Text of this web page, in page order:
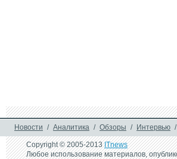
Новости / Аналитика / Обзоры / Интервью /
Copyright © 2005-2013ITnews
Любое использование материалов,